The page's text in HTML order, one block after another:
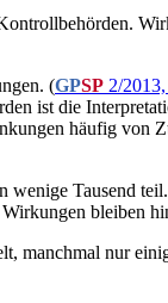
(GPSP 2/
ist die
häufig von
Tausend
bleiben
manchmal nur